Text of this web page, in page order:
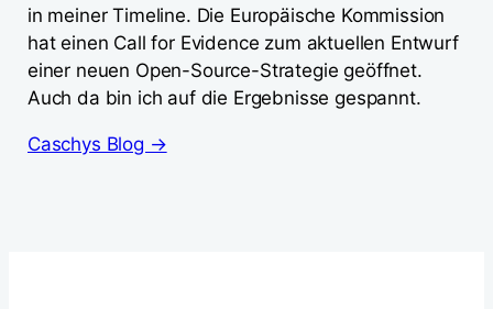
in meiner Timeline. Die Europäische Kommission
hat einen Call for Evidence zum aktuellen Entwurf
einer neuen Open-Source-Strategie geöffnet.
Auch da bin ich auf die Ergebnisse gespannt.
Caschys Blog →